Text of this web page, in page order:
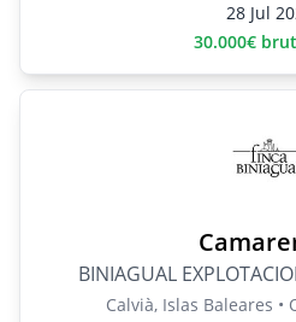
28 Jul
30.000€
BINIAGUAL
Calvià, Islas Baleares •